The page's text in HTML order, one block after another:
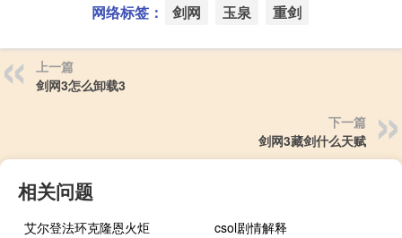
网络标签： 剑网 玉泉 重剑
上一篇
剑网3怎么卸载3
下一篇
剑网3藏剑什么天赋
相关问题
艾尔登法环克隆恩火炬
csol剧情解释